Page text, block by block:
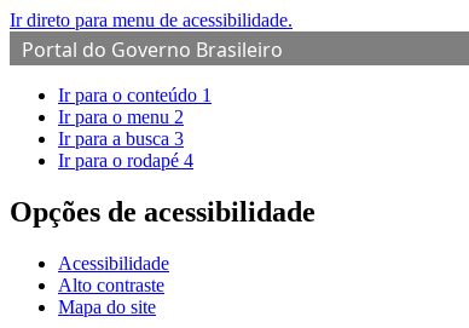
Ir direto para menu de acessibilidade.
Portal do Governo Brasileiro
Ir para o conteúdo 1
Ir para o menu 2
Ir para a busca 3
Ir para o rodapé 4
Opções de acessibilidade
Acessibilidade
Alto contraste
Mapa do site